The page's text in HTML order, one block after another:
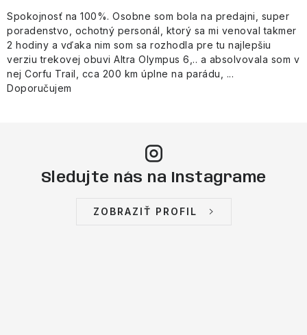
Spokojnosť na 100%. Osobne som bola na predajni, super
poradenstvo, ochotný personál, ktorý sa mi venoval takmer
2 hodiny a vďaka nim som sa rozhodla pre tu najlepšiu
verziu trekovej obuvi Altra Olympus 6,.. a absolvovala som v
nej Corfu Trail, cca 200 km úplne na parádu, ...
Doporučujem
Sledujte nás na Instagrame
ZOBRAZIŤ PROFIL